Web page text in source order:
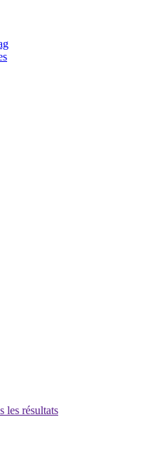
les résultats